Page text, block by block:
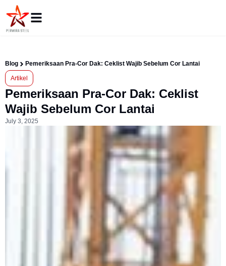
Blog Pemeriksaan Pra-Cor Dak: Ceklist Wajib Sebelum Cor Lantai
Artikel
Pemeriksaan Pra-Cor Dak: Ceklist
Wajib Sebelum Cor Lantai
July 3, 2025